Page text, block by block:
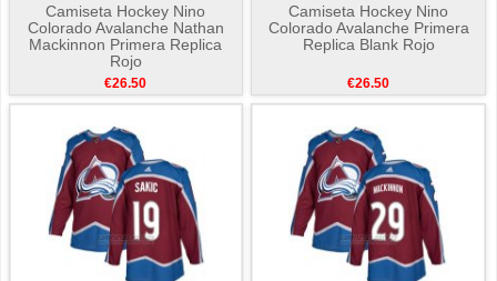
Camiseta Hockey Nino
Colorado Avalanche Nathan
Mackinnon Primera Replica
Rojo
€26.50
Camiseta Hockey Nino
Colorado Avalanche Primera
Replica Blank Rojo
€26.50